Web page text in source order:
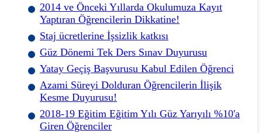
2014 ve Önceki Yıllarda Okulumuza Kayıt
Yaptıran Öğrencilerin Dikkatine!
Staj ücretlerine İşsizlik katkısı
Güz Dönemi Tek Ders Sınav Duyurusu
Yatay Geçiş Başvurusu Kabul Edilen Öğrenci
Azami Süreyi Dolduran Öğrencilerin İlişik
Kesme Duyurusu!
2018-19 Eğitim Eğitim Yılı Güz Yarıyılı %10'a
Giren Öğrenciler